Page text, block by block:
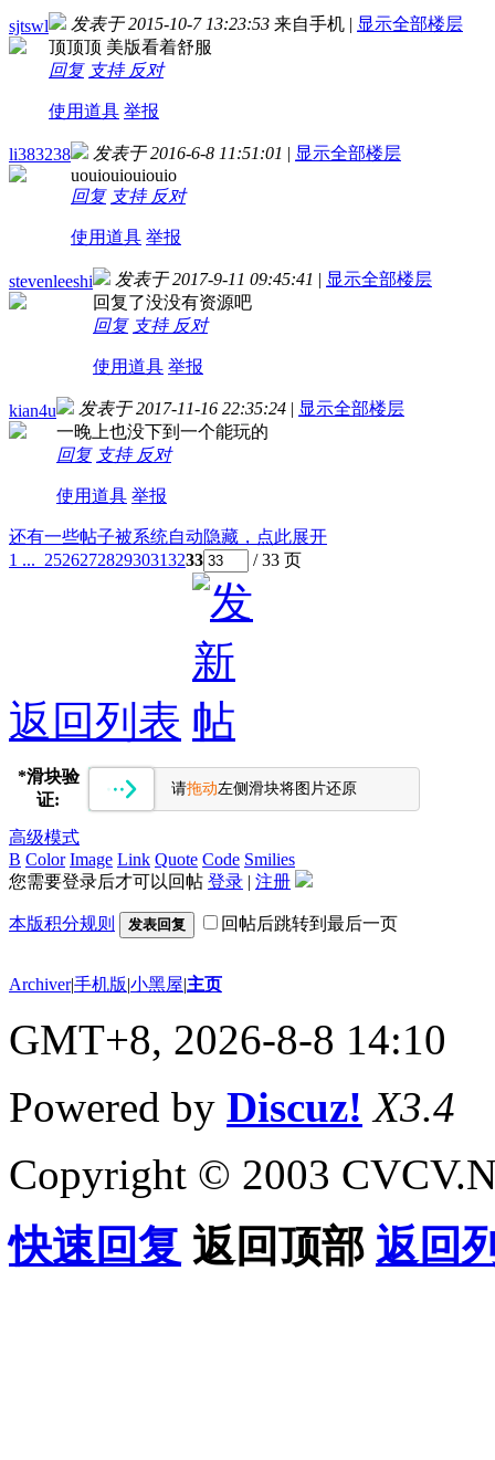
sjtswl 发表于 2015-10-7 13:23:53 来自手机 | 显示全部楼层
顶顶顶 美版看着舒服
回复 支持 反对
使用道具 举报
li383238 发表于 2016-6-8 11:51:01 | 显示全部楼层
uouiouiouiouio
回复 支持 反对
使用道具 举报
stevenleeshi 发表于 2017-9-11 09:45:41 | 显示全部楼层
回复了没没有资源吧
回复 支持 反对
使用道具 举报
kian4u 发表于 2017-11-16 22:35:24 | 显示全部楼层
一晚上也没下到一个能玩的
回复 支持 反对
使用道具 举报
还有一些帖子被系统自动隐藏，点此展开
1 ... 252627282930313233 / 33 页
返回列表
*滑块验
证:
请拖动左侧滑块将图片还原
高级模式
B Color Image Link Quote Code Smilies
您需要登录后才可以回帖 登录 | 注册
本版积分规则 发表回复 回帖后跳转到最后一页
Archiver|手机版|小黑屋|主页
GMT+8, 2026-8-8 14:10
Powered by Discuz! X3.4
Copyright © 2003
快速回复 返回顶部 返回